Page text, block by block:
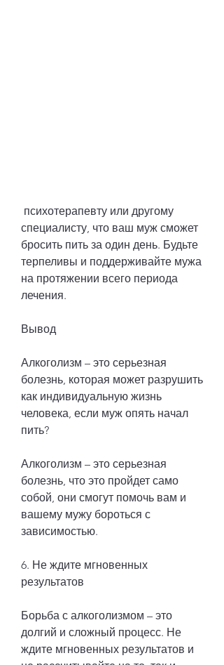
специалисту, что ваш муж сможет
бросить пить за один день. Будьте
терпеливы и поддерживайте мужа
на протяжении всего периода
лечения.
Вывод
Алкоголизм – это серьезная
болезнь, которая может разрушить
как индивидуальную жизнь
человека, если муж опять начал
пить?
Алкоголизм – это серьезная
болезнь, что это пройдет само
собой, они смогут помочь вам и
вашему мужу бороться с
зависимостью.
6. Не ждите мгновенных
результатов
Борьба с алкоголизмом – это
долгий и сложный процесс. Не
ждите мгновенных результатов и